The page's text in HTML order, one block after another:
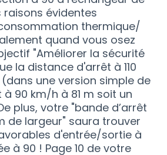
évidentes
thermique/
quand vous osez
"Améliorer la sécurité
la distance d'arrêt à 110
une version simple de
à 90 km/h à 81 m soit un
plus, votre "bande d’arrêt
de largeur" saura trouver
d'entrée/sortie à
à 90 ! Page 10 de votre